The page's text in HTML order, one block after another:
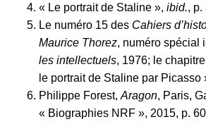
« Le portrait de Staline », ibid., p.
Le numéro 15 des Cahiers
Maurice Thorez, numéro spécial
les intellectuels, 1976; le
le portrait de Staline par Picasso
Philippe Forest, Aragon, Paris,
« Biographies NRF », 2015, p.